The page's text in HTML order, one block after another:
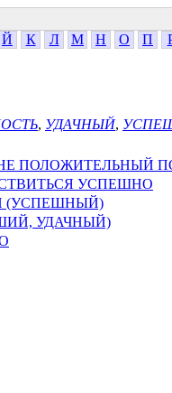
Й К Л М Н О П
, УДАЧНЫЙ,
ПОЛОЖИТЕЛЬНЫЙ
УСПЕШНО
(УСПЕШНЫЙ)
УДАЧНЫЙ)